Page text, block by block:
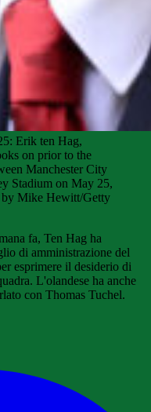
Erik ten Hag,
on prior to the
Manchester City
Stadium on May 25,
Mike Hewitt/Getty
fa, Ten Hag ha
di amministrazione del
esprimere il desiderio di
L'olandese ha anche
con Thomas Tuchel.